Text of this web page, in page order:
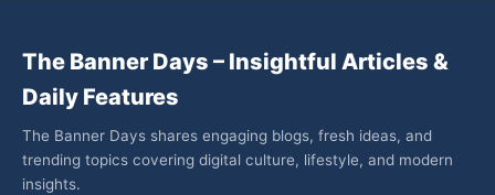
The Banner Days – Insightful Articles &
Daily Features
The Banner Days shares engaging blogs, fresh ideas, and
trending topics covering digital culture, lifestyle, and modern
insights.